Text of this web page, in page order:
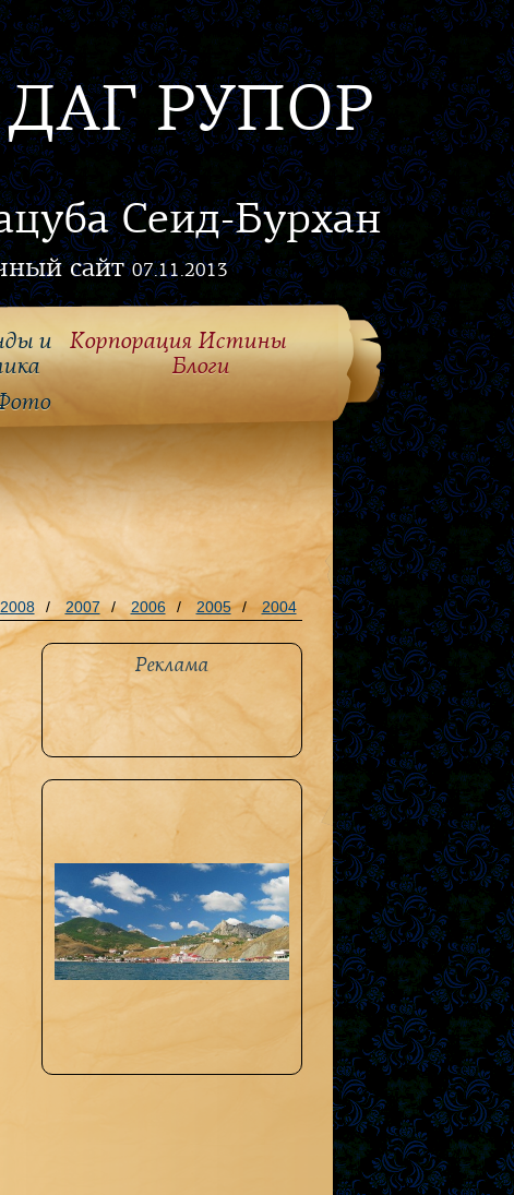
РУПОР
Сеид-Бурхан
сайт07.11.2013
и
Корпорация Истины
Блоги
2008 / 2007 / 2006 / 2005 / 2004
Реклама